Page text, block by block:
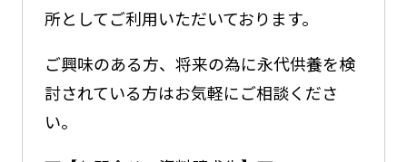
所としてご利用いただいております。
ご興味のある方、将来の為に永代供養を検
討されている方はお気軽にご相談くださ
い。